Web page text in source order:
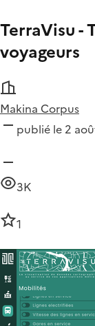
TerraVisu -
voyageurs
Makina Corpus
publié le 2
3K
1